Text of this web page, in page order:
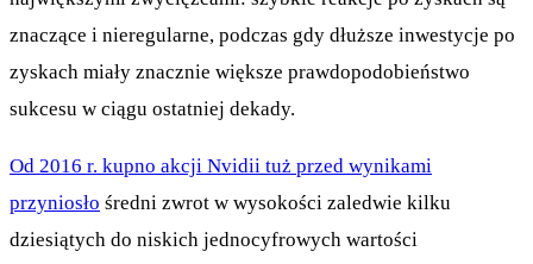
znaczące i nieregularne, podczas gdy dłuższe inwestycje po
zyskach miały znacznie większe prawdopodobieństwo
sukcesu w ciągu ostatniej dekady.
Od 2016 r. kupno akcji Nvidii tuż przed wynikami
przyniosło średni zwrot w wysokości zaledwie kilku
dziesiątych do niskich jednocyfrowych wartości